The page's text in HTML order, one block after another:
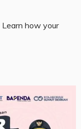
Learn how your